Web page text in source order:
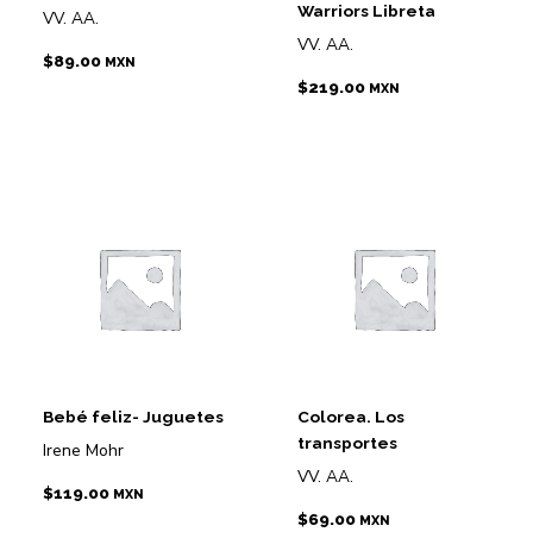
VV. AA.
$89.00 MXN
Warriors Libreta
VV. AA.
$219.00 MXN
Bebé feliz- Juguetes
Irene Mohr
$119.00 MXN
Colorea. Los
transportes
VV. AA.
$69.00 MXN